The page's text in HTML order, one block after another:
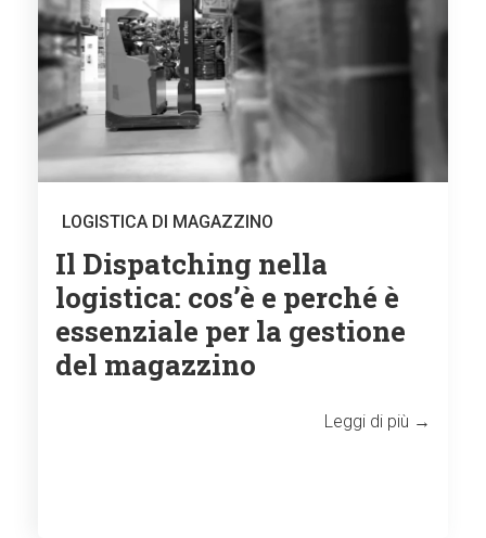
LOGISTICA DI MAGAZZINO
Il Dispatching nella
logistica: cos’è e perché è
essenziale per la gestione
del magazzino
Leggi di più →